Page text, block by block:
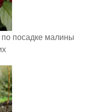
посадке малины